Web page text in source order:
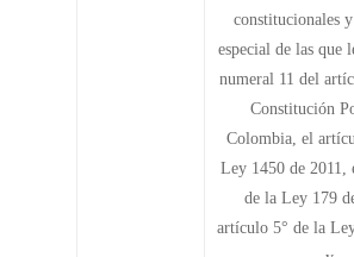
constitucionales
especial de las que
numeral 11 del
Constitución
Colombia, el
Ley 1450 de 2011,
de la Ley 179
artículo 5° de la